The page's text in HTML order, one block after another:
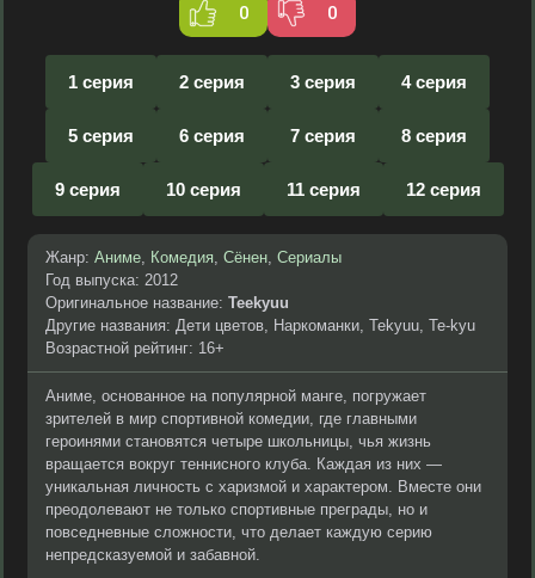
0 0
1 серия 2 серия 3 серия 4 серия
5 серия 6 серия 7 серия 8 серия
9 серия 10 серия 11 серия 12 серия
Жанр: Аниме, Комедия, Сёнен, Сериалы
Год выпуска: 2012
Оригинальное название: Teekyuu
Другие названия: Дети цветов, Наркоманки, Tekyuu, Te-kyu
Возрастной рейтинг: 16+
Аниме, основанное на популярной манге, погружает
зрителей в мир спортивной комедии, где главными
героинями становятся четыре школьницы, чья жизнь
вращается вокруг теннисного клуба. Каждая из них —
уникальная личность с харизмой и характером. Вместе они
преодолевают не только спортивные преграды, но и
повседневные сложности, что делает каждую серию
непредсказуемой и забавной.